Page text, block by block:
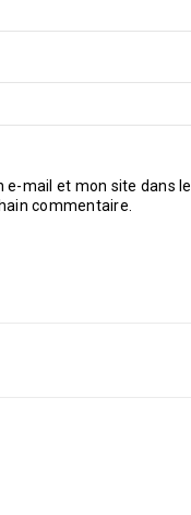
e-mail et mon site dans le
commentaire.